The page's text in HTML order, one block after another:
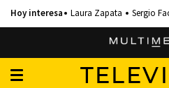
Laura Zapata Sergio